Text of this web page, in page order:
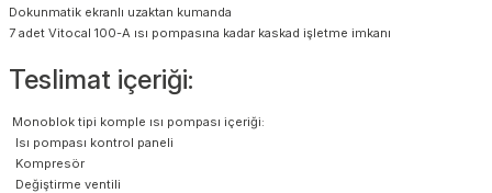
Dokunmatik ekranlı uzaktan kumanda
7 adet Vitocal 100-A ısı pompasına kadar kaskad işletme imkanı
Teslimat içeriği:
Monoblok tipi komple ısı pompası içeriği:
Isı pompası kontrol paneli
Kompresör
Değiştirme ventili